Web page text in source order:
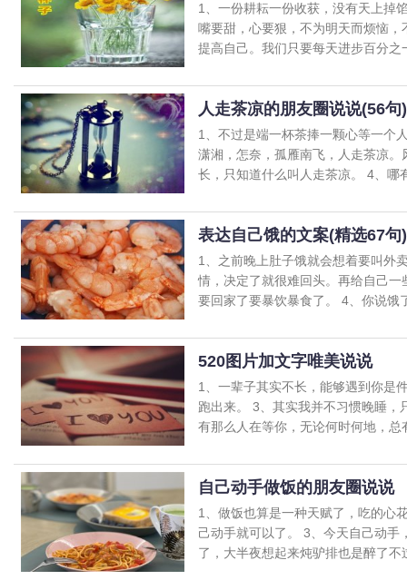
1、一份耕耘一份收获，没有天上掉
嘴要甜，心要狠，不为明天而烦恼
提高自己。我们只要每天进步百分之
人走茶凉的朋友圈说说(56句)
1、不过是端一杯茶捧一颗心等一个
潇湘，怎奈，孤雁南飞，人走茶凉
长，只知道什么叫人走茶凉。 4、哪
表达自己饿的文案(精选67句)
1、之前晚上肚子饿就会想着要叫外
情，决定了就很难回头。再给自己
要回家了要暴饮暴食了。 4、你说饿
520图片加文字唯美说说
1、一辈子其实不长，能够遇到你是
跑出来。 3、其实我并不习惯晚睡
有那么人在等你，无论何时何地，总
自己动手做饭的朋友圈说说
1、做饭也算是一种天赋了，吃的心
己动手就可以了。 3、今天自己动手
了，大半夜想起来炖驴排也是醉了不